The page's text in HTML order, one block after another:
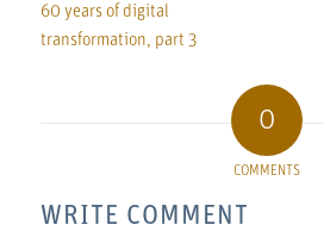
60 years of digital
transformation, part 3
0
COMMENTS
WRITE COMMENT